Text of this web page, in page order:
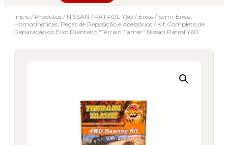
Início / Produtos / NISSAN / PATROL Y60 / Eixos / Semi-Eixos,
Homocinéticas, Peças de Reposição e Acessórios / Kit Completo de
Reparação do Eixo Dianteiro “Terrain Tamer” Nissan Patrol Y60